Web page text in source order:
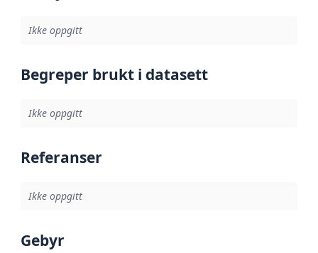
Ikke oppgitt
Begreper brukt i datasett
Ikke oppgitt
Referanser
Ikke oppgitt
Gebyr